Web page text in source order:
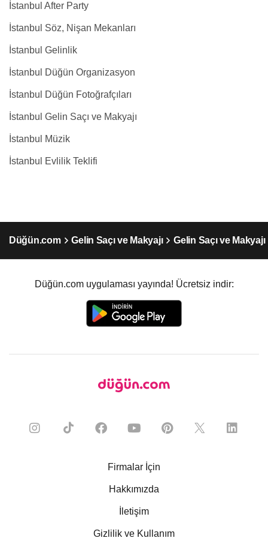
İstanbul After Party
İstanbul Söz, Nişan Mekanları
İstanbul Gelinlik
İstanbul Düğün Organizasyon
İstanbul Düğün Fotoğrafçıları
İstanbul Gelin Saçı ve Makyajı
İstanbul Müzik
İstanbul Evlilik Teklifi
Düğün.com Gelin Saçı ve Makyajı Gelin Saçı ve
Düğün.com uygulaması yayında! Ücretsiz indir:
Firmalar İçin
Hakkımızda
İletişim
Gizlilik ve Kullanım